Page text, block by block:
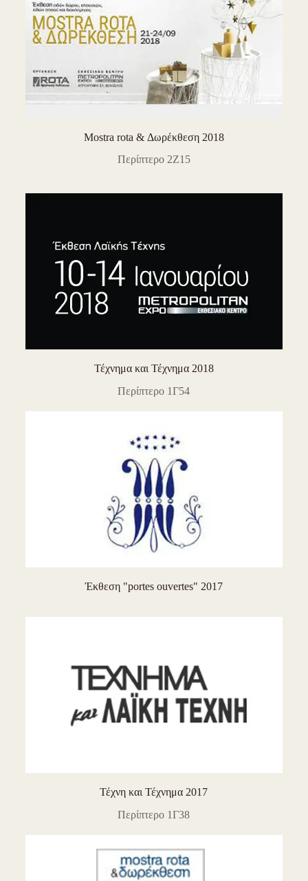
Mostra rota & Δωρέκθεση 2018
Περίπτερο 2Z15
Τέχνημα και Τέχνημα 2018
Περίπτερο 1Γ54
Έκθεση "portes ouvertes" 2017
Τέχνη και Τέχνημα 2017
Περίπτερο 1Γ38